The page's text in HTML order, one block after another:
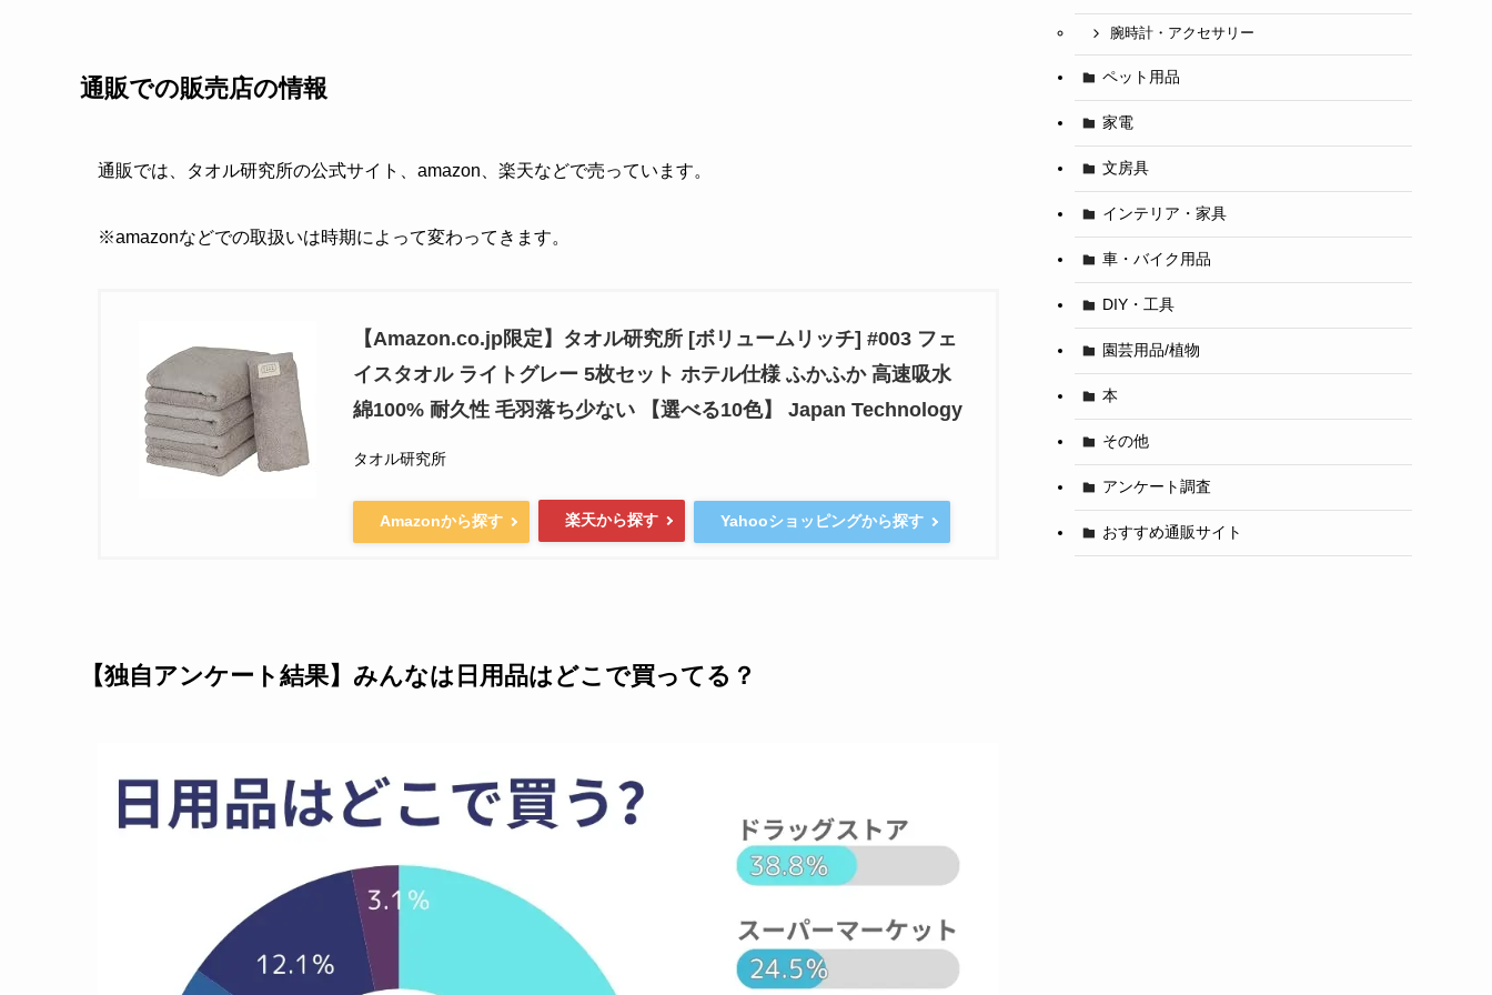
通販での販売店の情報
通販では、タオル研究所の公式サイト、amazon、楽天などで売っています。
※amazonなどでの取扱いは時期によって変わってきます。
【Amazon.co.jp限定】タオル研究所 [ボリュームリッチ] #003 フェ
イスタオル ライトグレー 5枚セット ホテル仕様 ふかふか 高速吸水
綿100% 耐久性 毛羽落ち少ない 【選べる10色】 Japan Technology
タオル研究所
Amazonから探す 楽天から探す Yahooショッピングから探す
【独自アンケート結果】みんなは日用品はどこで買ってる？
腕時計・アクセサリー
ペット用品
家電
文房具
インテリア・家具
車・バイク用品
DIY・工具
園芸用品/植物
本
その他
アンケート調査
おすすめ通販サイト